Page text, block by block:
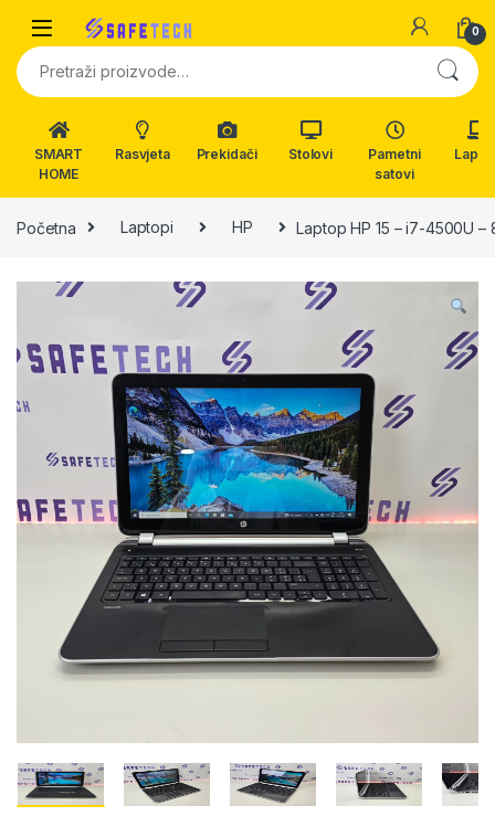
0
Pretraži:
SMART
HOME
Rasvjeta Prekidači Stolovi
Pametni
satovi
Početna Laptopi HP Laptop HP 15 – i7-4500U –